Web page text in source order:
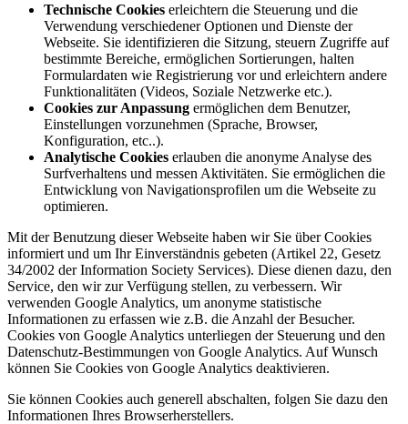
Technische Cookies erleichtern die Steuerung und die
Verwendung verschiedener Optionen und Dienste der
Webseite. Sie identifizieren die Sitzung, steuern Zugriffe auf
bestimmte Bereiche, ermöglichen Sortierungen, halten
Formulardaten wie Registrierung vor und erleichtern andere
Funktionalitäten (Videos, Soziale Netzwerke etc.).
Cookies zur Anpassung ermöglichen dem Benutzer,
Einstellungen vorzunehmen (Sprache, Browser,
Konfiguration, etc..).
Analytische Cookies erlauben die anonyme Analyse des
Surfverhaltens und messen Aktivitäten. Sie ermöglichen die
Entwicklung von Navigationsprofilen um die Webseite zu
optimieren.
Mit der Benutzung dieser Webseite haben wir Sie über Cookies
informiert und um Ihr Einverständnis gebeten (Artikel 22, Gesetz
34/2002 der Information Society Services). Diese dienen dazu, den
Service, den wir zur Verfügung stellen, zu verbessern. Wir
verwenden Google Analytics, um anonyme statistische
Informationen zu erfassen wie z.B. die Anzahl der Besucher.
Cookies von Google Analytics unterliegen der Steuerung und den
Datenschutz-Bestimmungen von Google Analytics. Auf Wunsch
können Sie Cookies von Google Analytics deaktivieren.
Sie können Cookies auch generell abschalten, folgen Sie dazu den
Informationen Ihres Browserherstellers.